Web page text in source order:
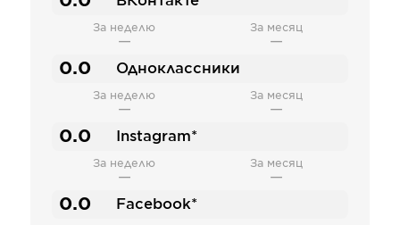
За неделю
—
За месяц
—
0.0 Одноклассники
За неделю
—
За месяц
—
0.0 Instagram*
За неделю
—
За месяц
—
0.0 Facebook*